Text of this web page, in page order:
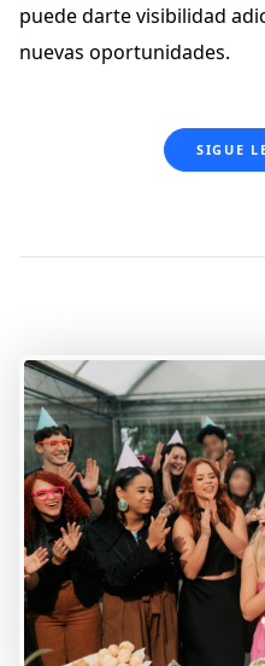
puede darte visibilidad
nuevas oportunidades.
SIGUE